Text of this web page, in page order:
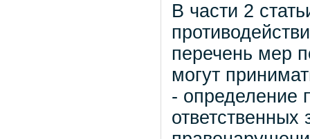
В части 2
перечень мер
могут
- определение